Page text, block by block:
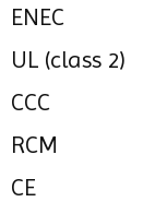
ENEC
UL (class 2)
CCC
RCM
CE